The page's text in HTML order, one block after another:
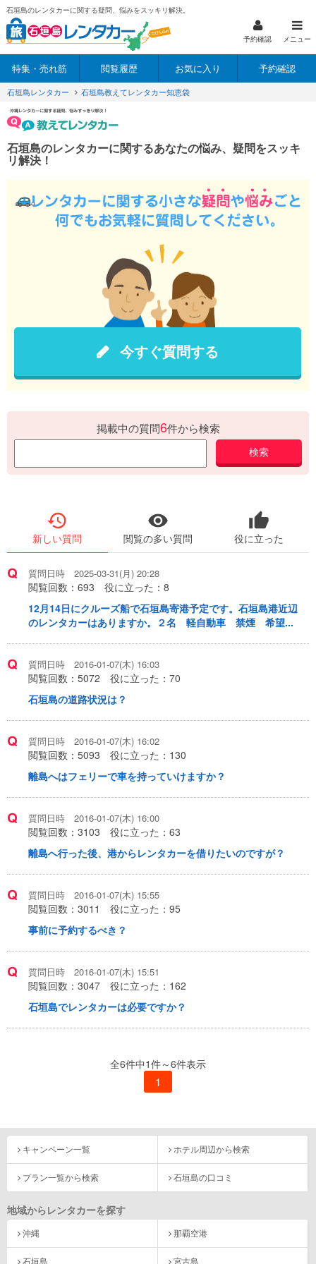
石垣島のレンタカーに関する疑問、悩みをスッキリ解決。
予約確認 メニュー
特集・売れ筋 閲覧履歴 お気に入り 予約確認
石垣島レンタカー 石垣島教えてレンタカー知恵袋
石垣島のレンタカーに関するあなたの悩み、疑問をスッキ
リ解決！
今すぐ質問する
掲載中の質問6件から検索
検索
restore
新しい質問
visibility
閲覧の多い質問
thumb_up
役に立った
質問日時 2025-03-31(月) 20:28
閲覧回数： 693 役に立った： 8
12月14日にクルーズ船で石垣島寄港予定です。石垣島港近辺
のレンタカーはありますか。２名 軽自動車 禁煙 希望...
質問日時 2016-01-07(木) 16:03
閲覧回数： 5072 役に立った： 70
石垣島の道路状況は？
質問日時 2016-01-07(木) 16:02
閲覧回数： 5093 役に立った： 130
離島へはフェリーで車を持っていけますか？
質問日時 2016-01-07(木) 16:00
閲覧回数： 3103 役に立った： 63
離島へ行った後、港からレンタカーを借りたいのですが？
質問日時 2016-01-07(木) 15:55
閲覧回数： 3011 役に立った： 95
事前に予約するべき？
質問日時 2016-01-07(木) 15:51
閲覧回数： 3047 役に立った： 162
石垣島でレンタカーは必要ですか？
全6件中1件～6件表示
1
キャンペーン一覧 ホテル周辺から検索
プラン一覧から検索 石垣島の口コミ
地域からレンタカーを探す
沖縄 那覇空港
石垣島 宮古島